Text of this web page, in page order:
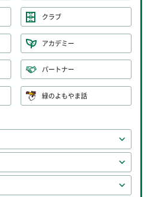
クラブ
アカデミー
パートナー
緑のよもやま話